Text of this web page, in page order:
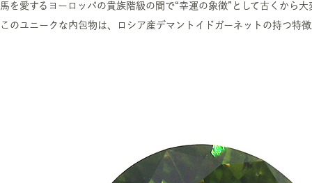
馬を愛するヨーロッパの貴族階級の間で“幸運の象徴”として古くから大
このユニークな内包物は、ロシア産デマントイドガーネットの持つ特